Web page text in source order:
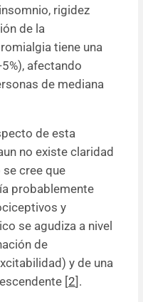
rigidez
de la
tiene una
afectando
de mediana
de esta
no existe claridad
cree que
probablemente
y
se agudiza a nivel
de
y de una
[2].